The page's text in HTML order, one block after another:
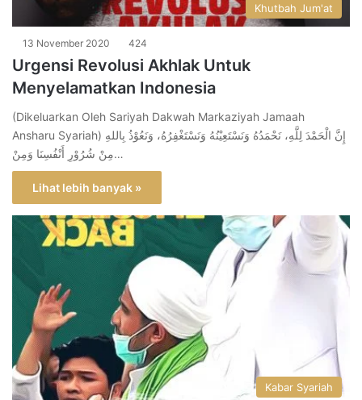
Khutbah Jum'at
13 November 2020 424
Urgensi Revolusi Akhlak Untuk
Menyelamatkan Indonesia
(Dikeluarkan Oleh Sariyah Dakwah Markaziyah Jamaah
Ansharu Syariah) إِنَّ الْحَمْدَ لِلَّهِ، نَحْمَدُهُ وَنَسْتَعِيْنُهُ وَنَسْتَغْفِرُهُ، وَنَعُوْذُ بِاللهِ
مِنْ شُرُوْرِ أَنْفُسِنَا وَمِنْ…
Lihat lebih banyak »
Kabar Syariah